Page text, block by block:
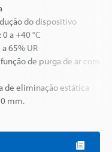
do dispositivo
a +40 °C
65% UR
de purga de ar com
de eliminação estática
mm.